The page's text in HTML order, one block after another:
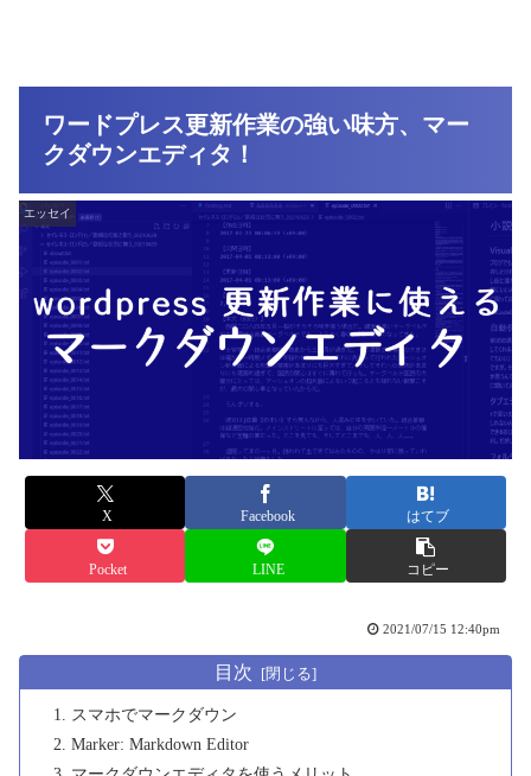
ワードプレス更新作業の強い味方、マー
クダウンエディタ！
エッセイ
X Facebook はてブ
Pocket LINE コピー
2021/07/15 12:40pm
目次
スマホでマークダウン
Marker: Markdown Editor